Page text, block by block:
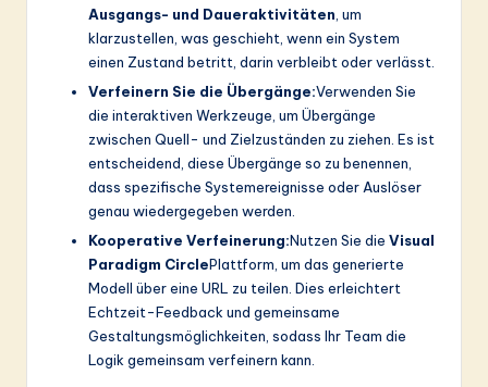
Ausgangs- und Daueraktivitäten , um
klarzustellen, was geschieht, wenn ein System
einen Zustand betritt, darin verbleibt oder verlässt.
Verfeinern Sie die Übergänge:Verwenden Sie
die interaktiven Werkzeuge, um Übergänge
zwischen Quell- und Zielzuständen zu ziehen. Es ist
entscheidend, diese Übergänge so zu benennen,
dass spezifische Systemereignisse oder Auslöser
genau wiedergegeben werden.
Kooperative Verfeinerung:Nutzen Sie die Visual
Paradigm CirclePlattform, um das generierte
Modell über eine URL zu teilen. Dies erleichtert
Echtzeit-Feedback und gemeinsame
Gestaltungsmöglichkeiten, sodass Ihr Team die
Logik gemeinsam verfeinern kann.